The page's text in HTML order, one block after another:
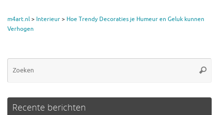
m4art.nl> Interieur> Hoe Trendy Decoraties je Humeur en Geluk kunnen
Verhogen
Recente berichten